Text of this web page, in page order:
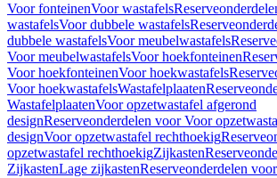
Voor fonteinenVoor wastafels
wastafelsVoor dubbele wastafels
dubbele wastafelsVoor meubelwastafels
Voor meubelwastafelsVoor hoekfonteinen
Voor hoekfonteinenVoor hoekwastafels
Voor hoekwastafelsWastafelplaaten
WastafelplaatenVoor opzetwastafel afgerond
designReserveonderdelen voor Voor
designVoor opzetwastafel rechthoekig
opzetwastafel rechthoekigZijkasten
ZijkastenLage zijkastenReserveonderdelen